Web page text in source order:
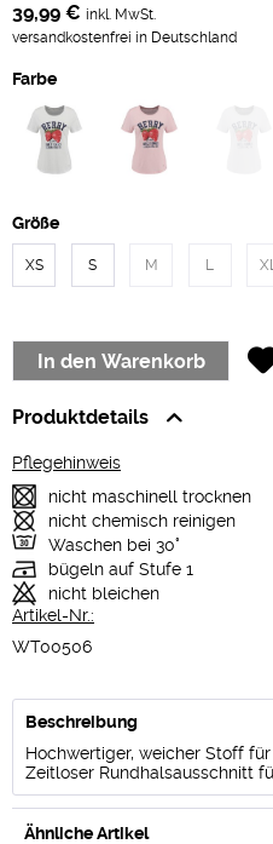
39,99 € inkl. MwSt.
versandkostenfrei in Deutschland
Farbe
Größe
XS S M L XL
In den Warenkorb
Produktdetails
Pflegehinweis
nicht maschinell trocknen
nicht chemisch reinigen
Waschen bei 30°
bügeln auf Stufe 1
nicht bleichen
Artikel-Nr.:
WT00506
Beschreibung
Hochwertiger, weicher Stoff
Zeitloser Rundhalsausschnitt
Ähnliche Artikel